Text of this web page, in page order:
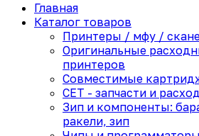
Главная
Каталог товаров
Принтеры / мфу /
Оригинальные
принтеров
Совместимые
CET - запчасти и
Зип и компоненты:
ракели, зип